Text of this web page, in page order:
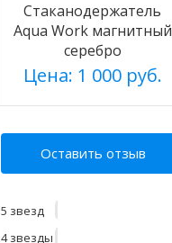
Стаканодержатель
Aqua Work магнитный
серебро
Цена: 1 000 руб.
Оставить отзыв
5 звезд
4 звезды